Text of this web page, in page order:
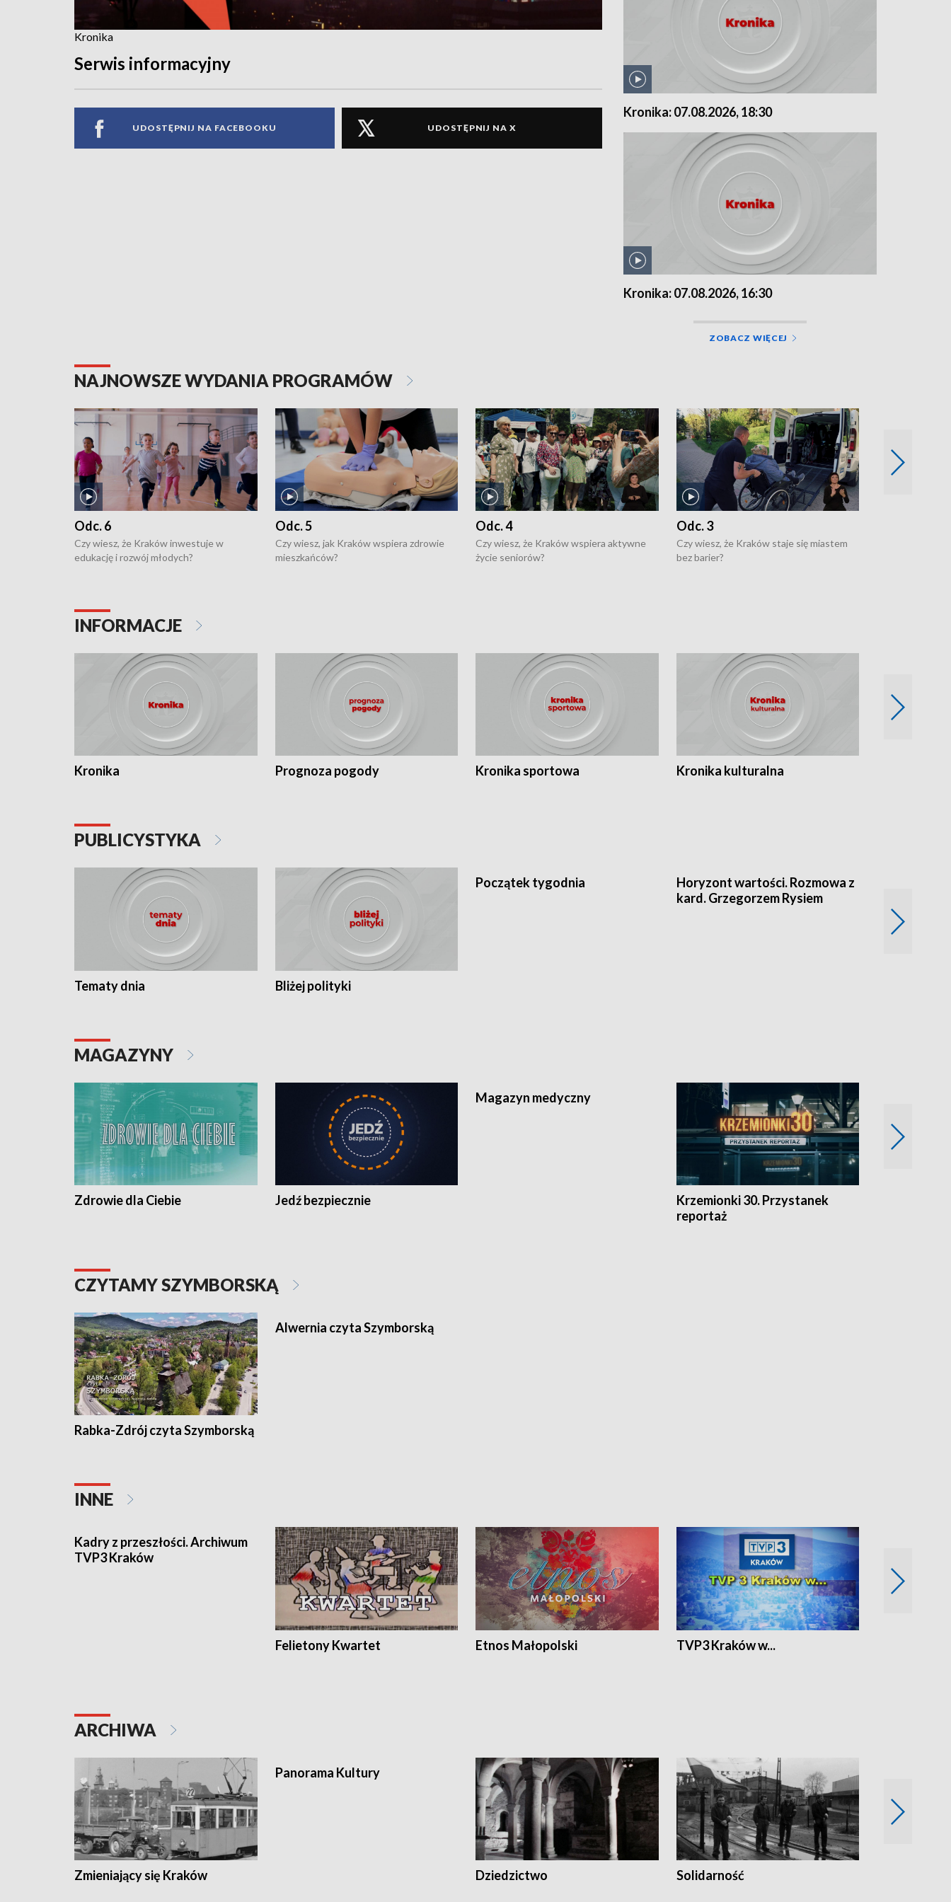
Kronika
Serwis informacyjny
UDOSTĘPNIJ NA FACEBOOKU UDOSTĘPNIJ NA X
Kronika: 07.08.2026, 18:30
Kronika: 07.08.2026, 16:30
ZOBACZ WIĘCEJ
NAJNOWSZE WYDANIA PROGRAMÓW
Odc. 6
Czy wiesz, że Kraków inwestuje w
edukację i rozwój młodych?
Odc. 5
Czy wiesz, jak Kraków wspiera zdrowie
mieszkańców?
Odc. 4
Czy wiesz, że Kraków wspiera aktywne
życie seniorów?
Odc. 3
Czy wiesz, że Kraków staje się miastem
bez barier?
Czy wiesz, że
poprawia jakość
INFORMACJE
Kronika Prognoza pogody Kronika sportowa Kronika kulturalna
PUBLICYSTYKA
Tematy dnia Bliżej polityki
Początek tygodnia
Horyzont wartości. Rozmowa z
kard. Grzegorzem Rysiem
MAGAZYNY
Zdrowie dla Ciebie Jedź bezpiecznie
Magazyn medyczny
Krzemionki 30. Przystanek
reportaż
CZYTAMY SZYMBORSKĄ
Rabka-Zdrój czyta Szymborską
Alwernia czyta Szymborską
INNE
Kadry z przeszłości. Archiwum
Felietony Kwartet Etnos Małopolski TVP3 Kraków w...
ARCHIWA
Zmieniający się Kraków Dziedzictwo Solidarność